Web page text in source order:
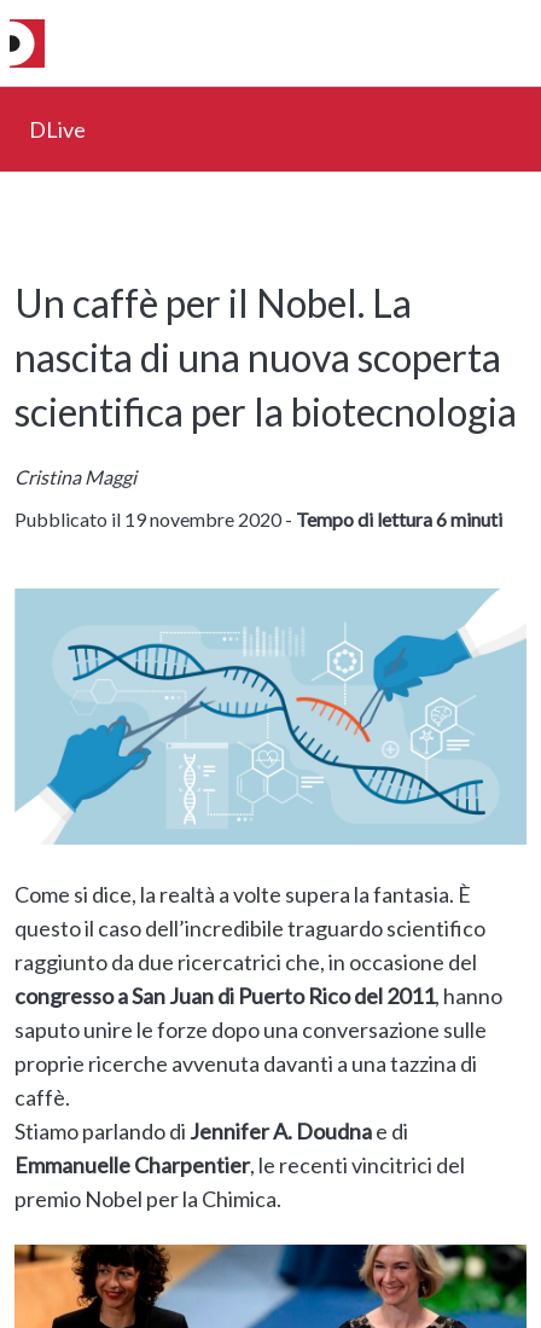
DLive
Un caffè per il Nobel. La
nascita di una nuova scoperta
scientifica per la biotecnologia
Cristina Maggi
Pubblicato il 19 novembre 2020 - Tempo di lettura 6 minuti
Come si dice, la realtà a volte supera la fantasia. È
questo il caso dell’incredibile traguardo scientifico
raggiunto da due ricercatrici che, in occasione del
congresso a San Juan di Puerto Rico del 2011, hanno
saputo unire le forze dopo una conversazione sulle
proprie ricerche avvenuta davanti a una tazzina di
caffè.
Stiamo parlando di Jennifer A. Doudnae di
Emmanuelle Charpentier, le recenti vincitrici del
premio Nobel per la Chimica.